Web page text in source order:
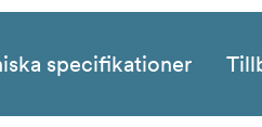
specifikationer